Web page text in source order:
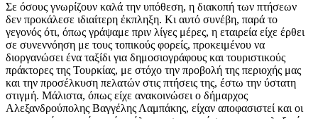
Σε όσους γνωρίζουν καλά την υπόθεση, η διακοπή των πτήσεων
δεν προκάλεσε ιδιαίτερη έκπληξη. Κι αυτό συνέβη, παρά το
γεγονός ότι, όπως γράψαμε πριν λίγες μέρες, η εταιρεία είχε έρθει
σε συνεννόηση με τους τοπικούς φορείς, προκειμένου να
διοργανώσει ένα ταξίδι για δημοσιογράφους και τουριστικούς
πράκτορες της Τουρκίας, με στόχο την προβολή της περιοχής μας
και την προσέλκυση πελατών στις πτήσεις της, έστω την ύστατη
στιγμή. Μάλιστα, όπως είχε ανακοινώσει ο δήμαρχος
Αλεξανδρούπολης Βαγγέλης Λαμπάκης, είχαν αποφασιστεί και οι